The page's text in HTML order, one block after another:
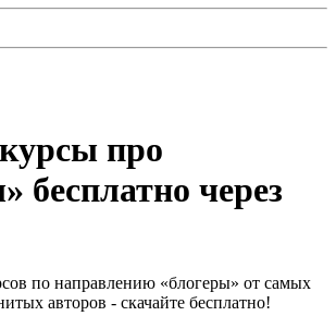
про
бесплатно через
по направлению «блогеры» от самых
авторов - скачайте бесплатно!